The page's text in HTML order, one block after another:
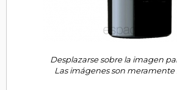
Desplazarse sobre la imagen
Las imágenes son meramente